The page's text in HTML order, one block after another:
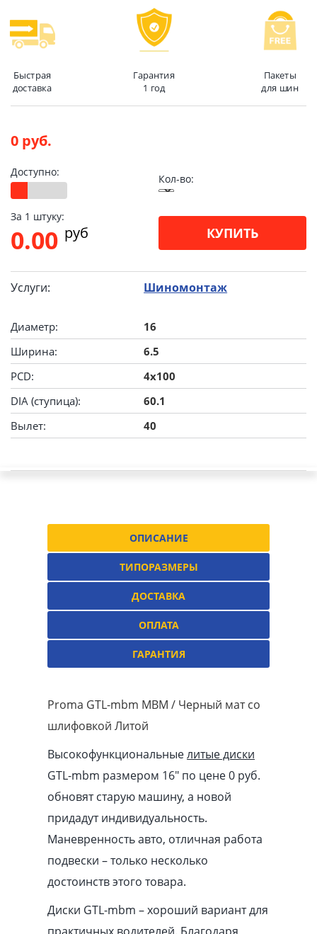
Быстрая
доставка
Гарантия
1 год
Пакеты
для шин
0 руб.
Доступно:
Кол-во:
За 1 штуку:
0.00 pуб КУПИТЬ
Услуги: Шиномонтаж
Диаметр:
16
Ширина:
6.5
PCD:
4x100
DIA (ступица):
60.1
Вылет:
40
ОПИСАНИЕ
ТИПОРАЗМЕРЫ
ДОСТАВКА
ОПЛАТА
ГАРАНТИЯ
Proma GTL-mbm MBM / Черный мат со
шлифовкой Литой
Высокофункциональныелитые диски
GTL-mbm размером 16″ по цене 0 руб.
обновят старую машину, а новой
придадут индивидуальность.
Маневренность авто, отличная работа
подвески – только несколько
достоинств этого товара.
Диски GTL-mbm – хороший вариант для